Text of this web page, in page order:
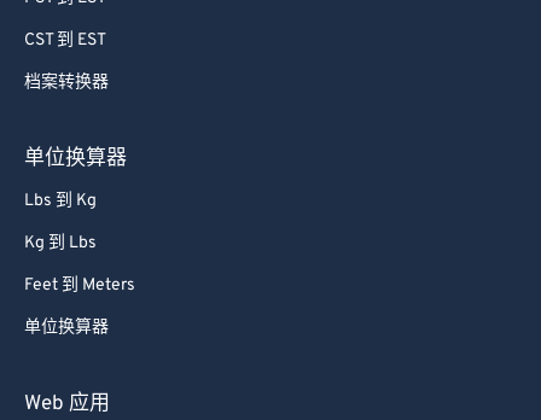
CST 到 EST
档案转换器
单位换算器
Lbs 到 Kg
Kg 到 Lbs
Feet 到 Meters
单位换算器
Web 应用